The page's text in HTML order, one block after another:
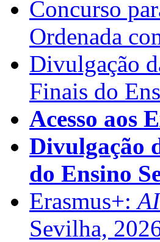
Concurso
Ordenada
Divulgação
Finais do
Acesso aos
Divulgação
do Ensino
Erasmus+:
Sevilha,